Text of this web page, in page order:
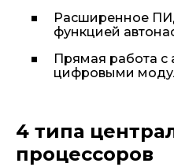
Расширенное
функцией
Прямая работа с
цифровыми
4 типа
процессоров